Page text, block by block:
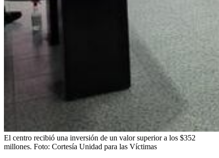
El centro recibió una inversión de un valor superior a los $352
millones. Foto: Cortesía Unidad para las Víctimas